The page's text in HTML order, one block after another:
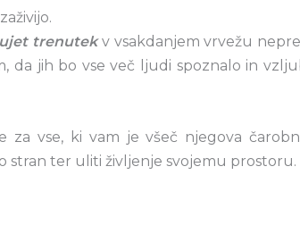
trenutekv vsakdanjem vrvežu
da jih bo vse več ljudi spoznalo in
za vse, ki vam je všeč njegova
stran ter uliti življenje svojemu prostoru.